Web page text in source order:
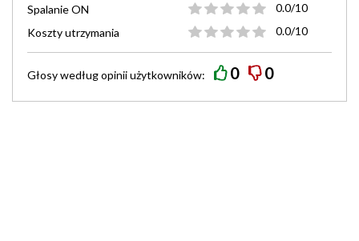
Spalanie ON
0.0/10
Koszty utrzymania
0.0/10
Głosy wedługopiniiużytkowników: 0 0